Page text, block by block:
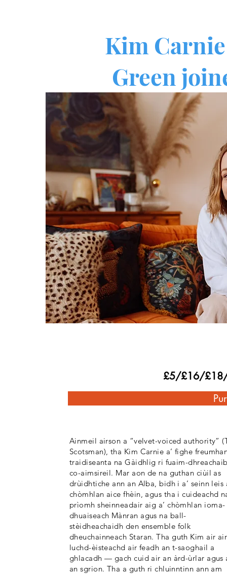
Kim
Green
£5/£16/£18/
Ainmeil airson a “velvet-voiced authority”
Scotsman), tha Kim Carnie a’ fighe
traidiseanta na Gàidhlig ri fuaim-
co-aimsireil. Mar aon de na guthan ciùil as
drùidhtiche ann an Alba, bidh i a’ seinn leis
chòmhlan aice fhèin, agus tha i cuideachd
prìomh sheinneadair aig a’ chòmhlan ioma-
dhuaiseach Mànran agus na ball-
stèidheachaidh den ensemble folk
dheuchainneach Staran. Tha guth Kim air
luchd-èisteachd air feadh an t-saoghail a
ghlacadh — gach cuid air an àrd-ùrlar agus
an sgrion. Tha a guth ri chluinntinn ann am